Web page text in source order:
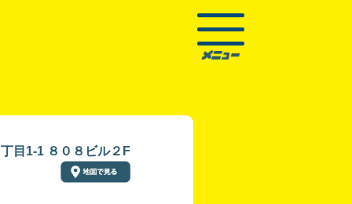
目1-1 ８０８ビル２F